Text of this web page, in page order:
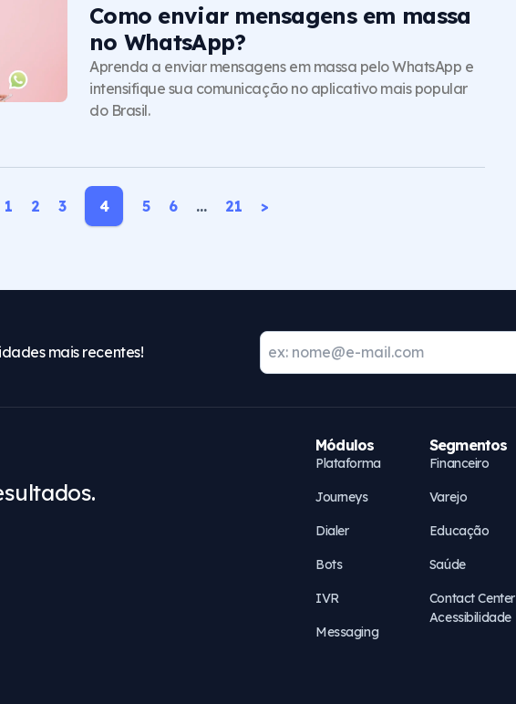
Como enviar mensagens em massa
no WhatsApp?
Aprenda a enviar mensagens em massa pelo WhatsApp e
intensifique sua comunicação no aplicativo mais popular
do Brasil.
1 2 3 4 5 6 … 21 >
mais recentes!
Módulos
Plataforma
Journeys
Dialer
Bots
IVR
Messaging
Segmentos
Financeiro
Varejo
Educação
Saúde
Contact Center
Acessibilidade